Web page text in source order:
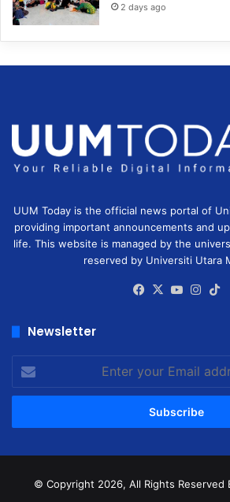
2 days ago
UUM Today is the official news portal of
providing important announcements and
life. This website is managed by the
reserved by Universiti Utara
Facebook
X YouTube
Newsletter
your
Email
© Copyright 2026, All Rights Reserved